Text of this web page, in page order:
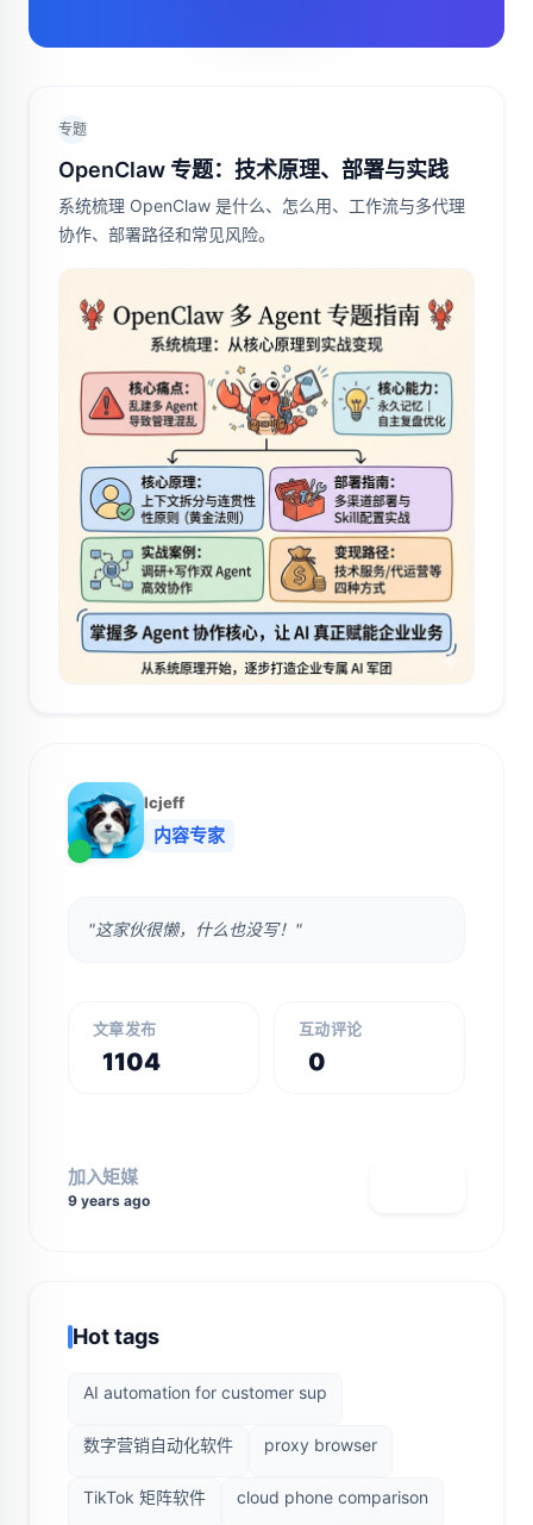
专题
OpenClaw 专题：技术原理、部署与实践
系统梳理 OpenClaw 是什么、怎么用、工作流与多代理
协作、部署路径和常见风险。
lcjeff
内容专家
"这家伙很懒，什么也没写！"
文章发布
1104
互动评论
0
加入矩媒
9 years ago
Hot tags
AI automation for customer sup
数字营销自动化软件 proxy browser
TikTok 矩阵软件 cloud phone comparison